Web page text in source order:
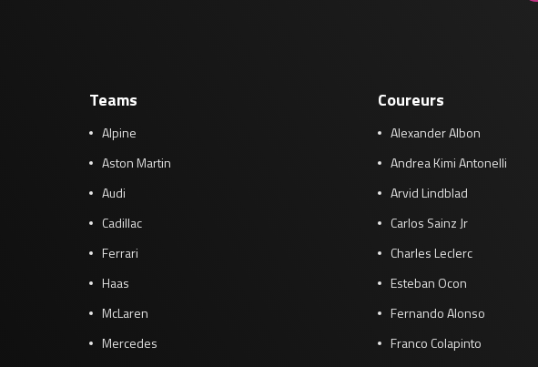
Teams
Alpine
Aston Martin
Audi
Cadillac
Ferrari
Haas
McLaren
Mercedes
Coureurs
Alexander Albon
Andrea Kimi Antonelli
Arvid Lindblad
Carlos Sainz Jr
Charles Leclerc
Esteban Ocon
Fernando Alonso
Franco Colapinto